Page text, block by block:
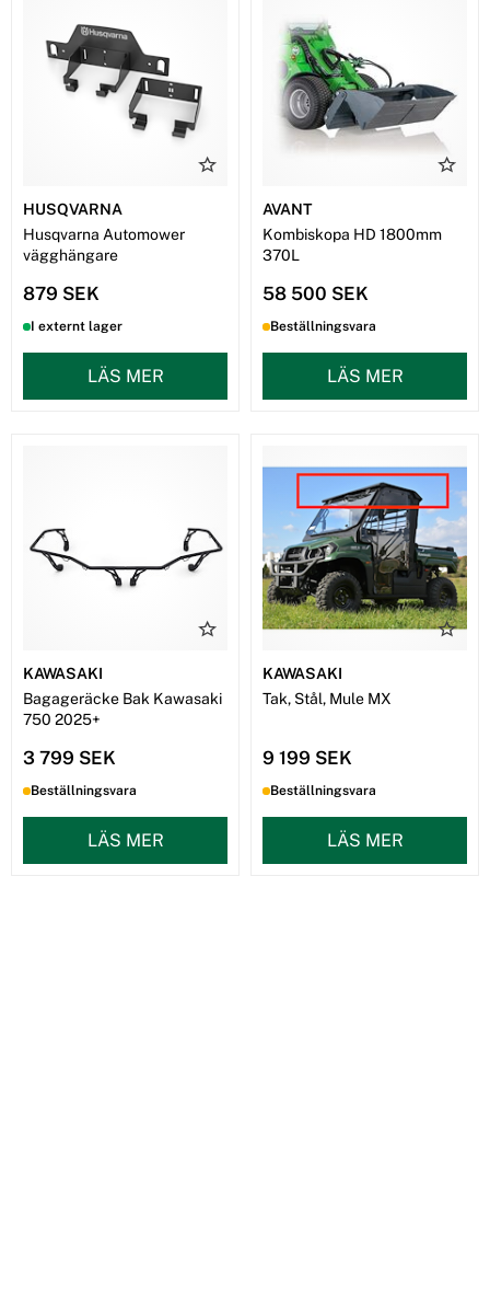
HUSQVARNA
Husqvarna Automower
vägghängare
879 SEK
I externt lager
LÄS MER
AVANT
Kombiskopa HD 1800mm
370L
58 500 SEK
Beställningsvara
LÄS MER
KAWASAKI
Bagageräcke Bak Kawasaki
750 2025+
3 799 SEK
Beställningsvara
LÄS MER
KAWASAKI
Tak, Stål, Mule MX
9 199 SEK
Beställningsvara
LÄS MER